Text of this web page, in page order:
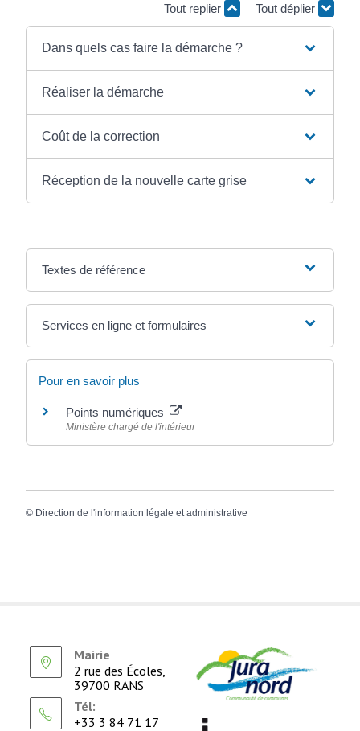
Tout replier Tout déplier
Dans quels cas faire la démarche ?
Réaliser la démarche
Coût de la correction
Réception de la nouvelle carte grise
Textes de référence
Services en ligne et formulaires
Pour en savoir plus
Points numériques
Ministère chargé de l'intérieur
© Direction de l'information légale et administrative
Mairie
2 rue des Écoles,
39700 RANS
Tél:
+33 3 84 71 17